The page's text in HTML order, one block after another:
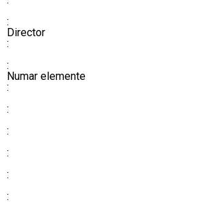
:
​​​​​​​​​​​​​​Director
:
:
Numar elemente
:
:
:
:
:
: